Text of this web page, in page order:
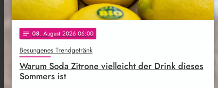
notes 08. August 2026 06:00
Besungenes Trendgetränk
Warum Soda Zitrone vielleicht der Drink dieses
Sommers ist